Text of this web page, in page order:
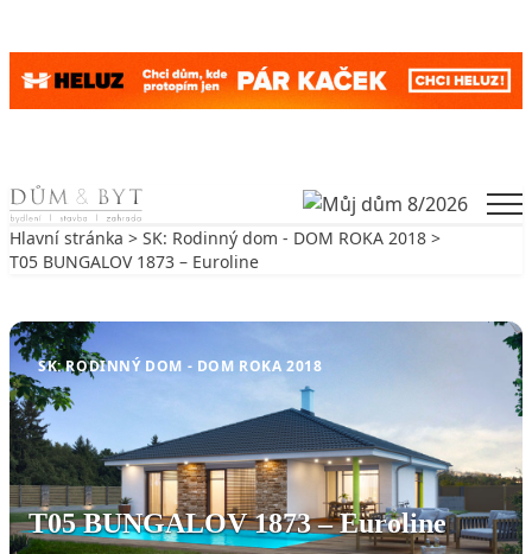
Skip to content
Hlavní stránka > SK: Rodinný dom - DOM ROKA 2018 >
T05 BUNGALOV 1873 – Euroline
SK: RODINNÝ DOM - DOM ROKA 2018
T05 BUNGALOV 1873 – Euroline